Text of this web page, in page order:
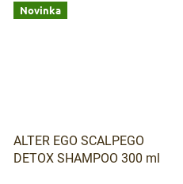
Beauty Family Sweetness
Shampoo jemne čistí...
Novinka
ALTER EGO SCALPEGO
DETOX SHAMPOO 300 ml